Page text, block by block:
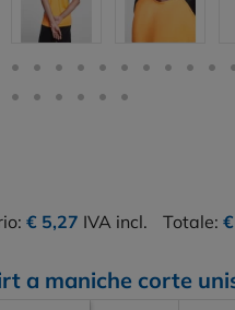
€ 5,27 IVA incl. Totale:
a maniche corte